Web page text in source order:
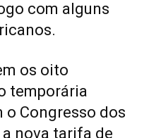
com alguns
os oito
temporária
o Congresso dos
nova tarifa de